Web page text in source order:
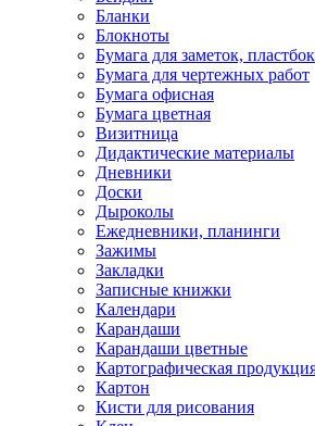
Бланки
Блокноты
Бумага для заметок,
Бумага для чертежных работ
Бумага офисная
Бумага цветная
Визитница
Дидактические материалы
Дневники
Доски
Дыроколы
Ежедневники, планинги
Зажимы
Закладки
Записные книжки
Календари
Карандаши
Карандаши цветные
Картографическая
Картон
Кисти для рисования